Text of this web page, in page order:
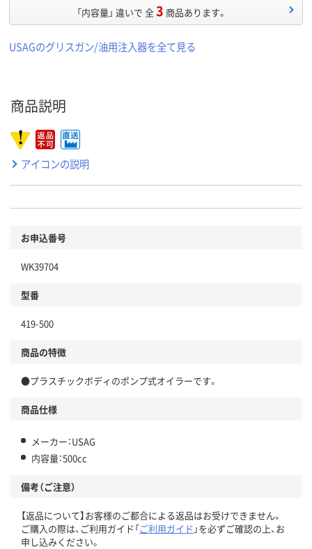
「内容量」 違いで 全3 商品あります。
USAGのグリスガン/油用注入器を全て見る
商品説明
アイコンの説明
お申込番号
WK39704
型番
419-500
商品の特徴
●プラスチックボディのポンプ式オイラーです。
商品仕様
メーカー：USAG
内容量：500cc
備考（ご注意）
【返品について】お客様のご都合による返品はお受けできません。
ご購入の際は、ご利用ガイド「ご利用ガイド 」を必ずご確認の上、お
申し込みください。